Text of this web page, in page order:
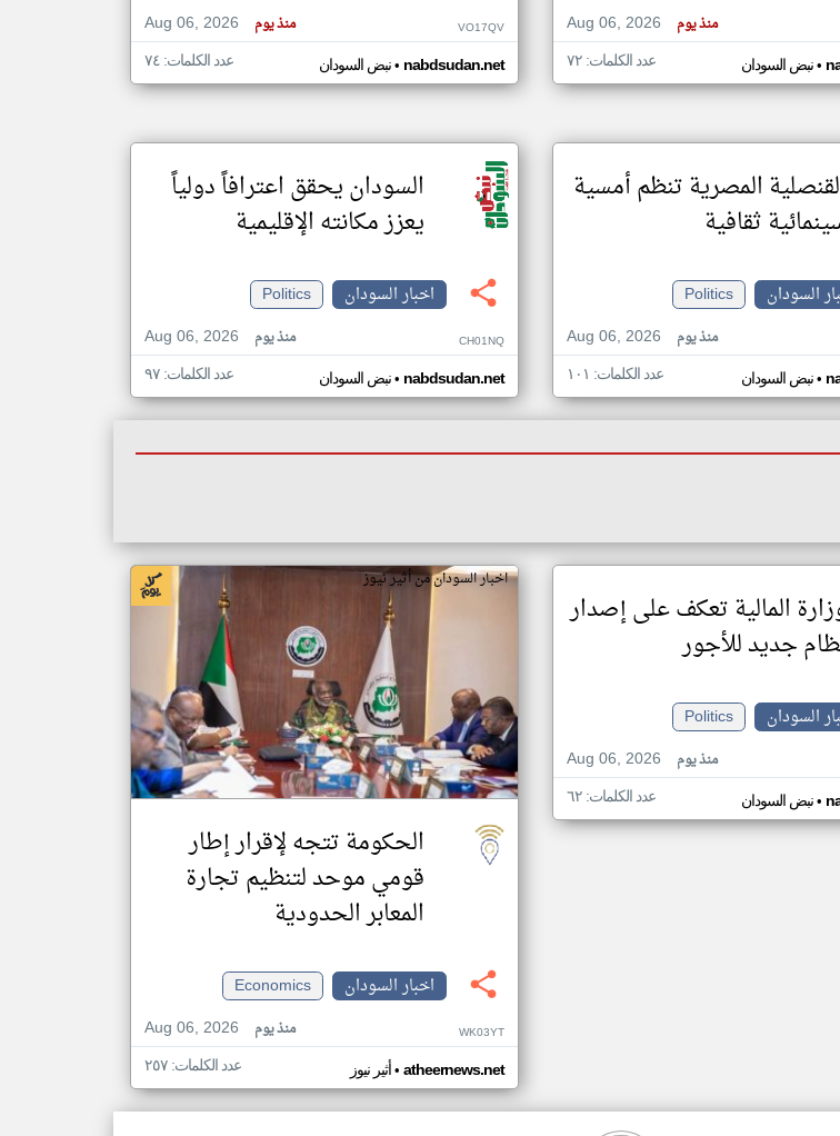
تغيير الدولة
اخبار السودان على مدار الساعة
أهم اخبار السودان العاجلة والمباشرة
Aug 06, 2026
منذ يوم
نبض السودان• عدد الكلمات: ٧٢
Aug 06, 2026
منذ يوم VO17QV
نبض السودان• nabdsudan.net عدد الكلمات: ٧٤
المصرية تنظم أمسية
ثقافية
السودان
Politics
Aug 06, 2026
منذ يوم
نبض السودان• عدد الكلمات: ١٠١
السودان يحقق اعترافاً دولياً
يعزز مكانته الإقليمية
اخبار السودان
Politics
Aug 06, 2026
منذ يوم CH01NQ
نبض السودان• nabdsudan.net عدد الكلمات: ٩٧
المالية تعكف على إصدار
جديد للأجور
السودان
Politics
Aug 06, 2026
منذ يوم
نبض السودان• عدد الكلمات: ٦٢
اخبار السودان من أثير نيوز
الحكومة تتجه لإقرار إطار
قومي موحد لتنظيم تجارة
المعابر الحدودية
اخبار السودان
Economics
Aug 06, 2026
منذ يوم WK03YT
أثير نيوز• atheernews.net عدد الكلمات: ٢٥٧
klyoum.com